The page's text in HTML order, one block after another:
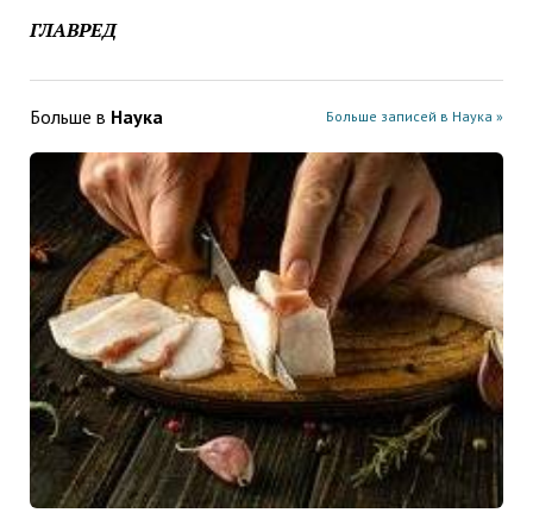
ГЛАВРЕД
Больше в Наука Больше записей в Наука »